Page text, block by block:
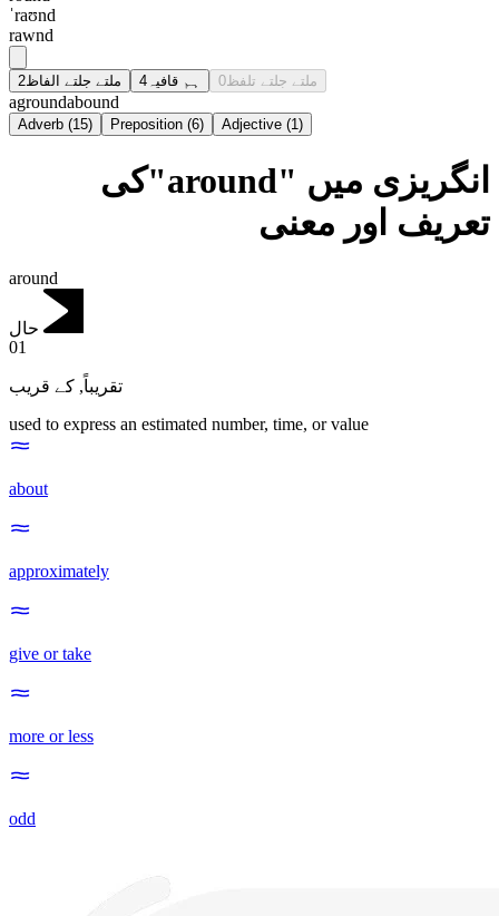
ˈraʊnd
rawnd
ملتے جلتے الفاظ2 ہم قافیہ 4 ملتے جلتے تلفظ 0
agroundabound
Adverb (15) Preposition (6) Adjective (1)
انگریزی میں "around"کی
تعریف اور معنی
around
حال
01
تقریباً, کے قریب
used to express an estimated number, time, or value
about
approximately
give or take
more or less
odd